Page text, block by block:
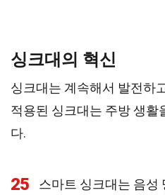
싱크대의 혁신
싱크대는 계속해서 발전하
적용된 싱크대는 주방 생활
다.
25
스마트 싱크대는 음성